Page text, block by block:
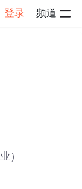
登录 频道
）